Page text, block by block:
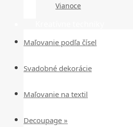
Vianoce
Maľovanie podľa čísel
Svadobné dekorácie
Maľovanie na textil
Decoupage »